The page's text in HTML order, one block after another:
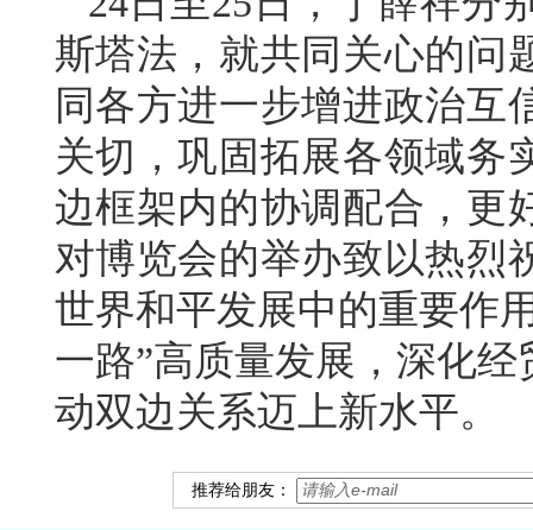
斯塔法，就共同关心的问
同各方进一步增进政治互
关切，巩固拓展各领域务
边框架内的协调配合，更
对博览会的举办致以热烈
世界和平发展中的重要作
一路”高质量发展，深化
动双边关系迈上新水平。
推荐给朋友：